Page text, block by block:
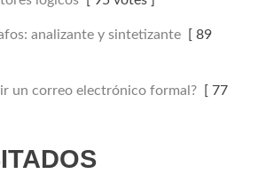
analizante y sintetizante[ 89
un correo electrónico formal?[ 77